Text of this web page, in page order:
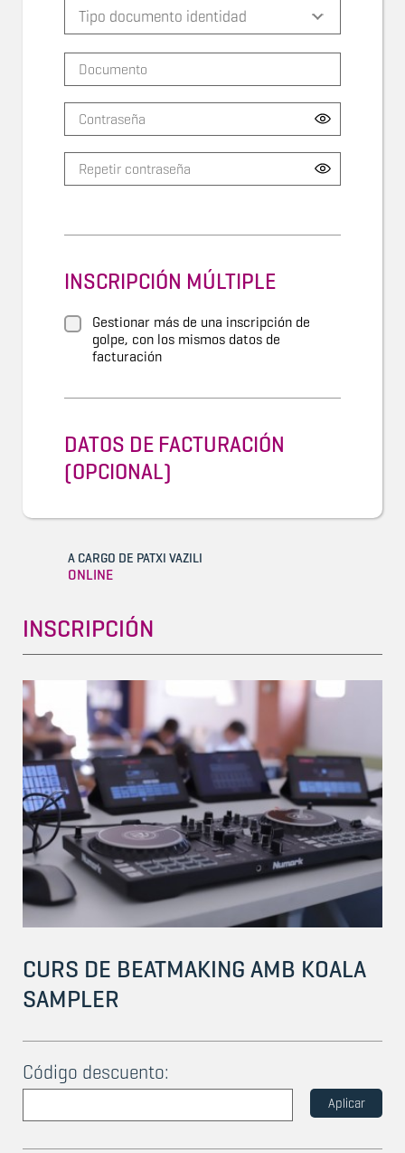
INSCRIPCIÓN MÚLTIPLE
Gestionar más de una inscripción de
golpe, con los mismos datos de
facturación
DATOS DE FACTURACIÓN
(OPCIONAL)
A CARGO DE PATXI VAZILI
ONLINE
INSCRIPCIÓN
CURS DE BEATMAKING AMB KOALA
SAMPLER
Código descuento:
Aplicar